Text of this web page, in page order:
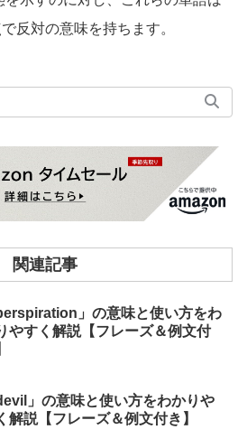
反対の意味を持ちます。
関連記事
」の意味と使い方をわ
やすく解説【フレーズ＆例文付
」の意味と使い方をわかりや
解説【フレーズ＆例文付き】